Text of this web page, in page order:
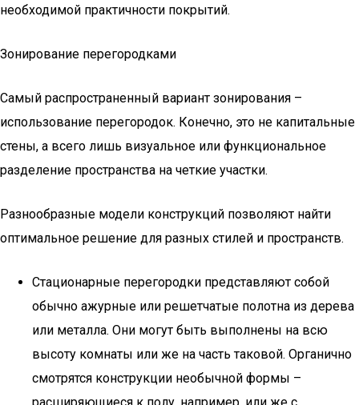
необходимой практичности покрытий.
Зонирование перегородками
Самый распространенный вариант зонирования –
использование перегородок. Конечно, это не капитальные
стены, а всего лишь визуальное или функциональное
разделение пространства на четкие участки.
Разнообразные модели конструкций позволяют найти
оптимальное решение для разных стилей и пространств.
Стационарные перегородки представляют собой
обычно ажурные или решетчатые полотна из дерева
или металла. Они могут быть выполнены на всю
высоту комнаты или же на часть таковой. Органично
смотрятся конструкции необычной формы –